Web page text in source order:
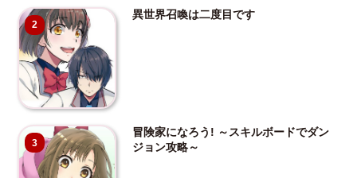
2
異世界召喚は二度目です
3
冒険家になろう! ～スキルボードでダン
ジョン攻略～